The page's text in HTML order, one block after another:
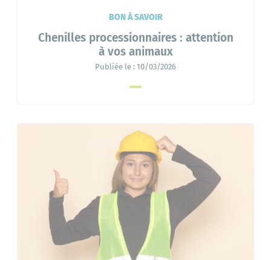
BON À SAVOIR
Chenilles processionnaires : attention
à vos animaux
Publiée le : 10/03/2026